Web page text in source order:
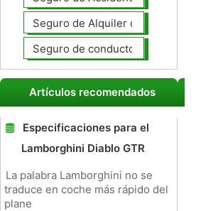
Seguro de Alquiler de coches
Seguro de conductores no asegurados
Artículos recomendados
Especificaciones para el
Lamborghini Diablo GTR
La palabra Lamborghini no se
traduce en coche más rápido del
plane